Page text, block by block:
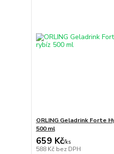
ORLING Geladrink Forte
500 ml
659 Kč/ks
588 Kč bez DPH